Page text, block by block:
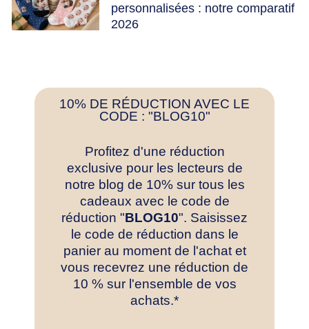
personnalisées : notre comparatif
2026
10% DE RÉDUCTION AVEC LE
CODE : "BLOG10"
Profitez d'une réduction
exclusive pour les lecteurs de
notre blog de 10% sur tous les
cadeaux avec le code de
réduction "BLOG10". Saisissez
le code de réduction dans le
panier au moment de l'achat et
vous recevrez une réduction de
10 % sur l'ensemble de vos
achats.*